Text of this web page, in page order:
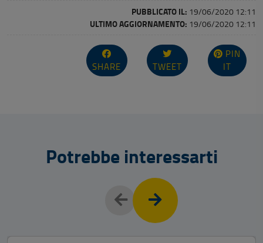
PUBBLICATO IL: 19/06/2020 12:11
ULTIMO AGGIORNAMENTO: 19/06/2020 12:11
SHARE TWEET
PIN
IT
Potrebbe interessarti